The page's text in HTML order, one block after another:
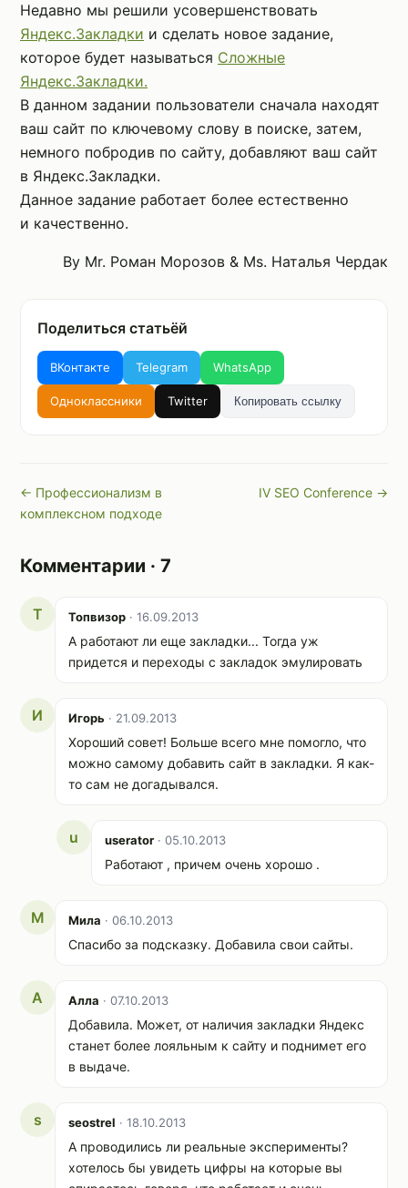
Недавно мы решили усовершенствовать
Яндекс.Закладки и сделать новое задание,
которое будет называться Сложные
Яндекс.Закладки.
В данном задании пользователи сначала находят
ваш сайт по ключевому слову в поиске, затем,
немного побродив по сайту, добавляют ваш сайт
в Яндекс.Закладки.
Данное задание работает более естественно
и качественно.
By Mr. Роман Морозов & Ms. Наталья Чердак
Поделиться статьёй
ВКонтакте Telegram WhatsApp
Одноклассники Twitter Копировать ссылку
← Профессионализм в
комплексном подходе
IV SEO Conference →
Комментарии · 7
Т Топвизор · 16.09.2013
А работают ли еще закладки... Тогда уж
придется и переходы с закладок эмулировать
И Игорь · 21.09.2013
Хороший совет! Больше всего мне помогло, что
можно самому добавить сайт в закладки. Я как-
то сам не догадывался.
u userator · 05.10.2013
Работают , причем очень хорошо .
М Мила · 06.10.2013
Спасибо за подсказку. Добавила свои сайты.
А Алла · 07.10.2013
Добавила. Может, от наличия закладки Яндекс
станет более лояльным к сайту и поднимет его
в выдаче.
s seostrel · 18.10.2013
А проводились ли реальные эксперименты?
хотелось бы увидеть цифры на которые вы